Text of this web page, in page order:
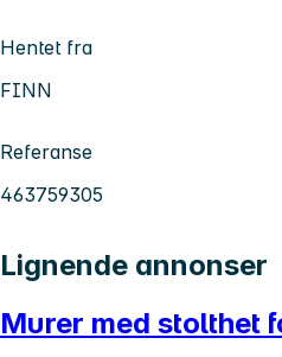
Hentet fra
FINN
Referanse
463759305
Lignende annonser
Murer med stolthet